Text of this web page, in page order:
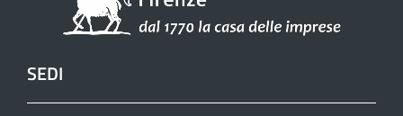
SEDI